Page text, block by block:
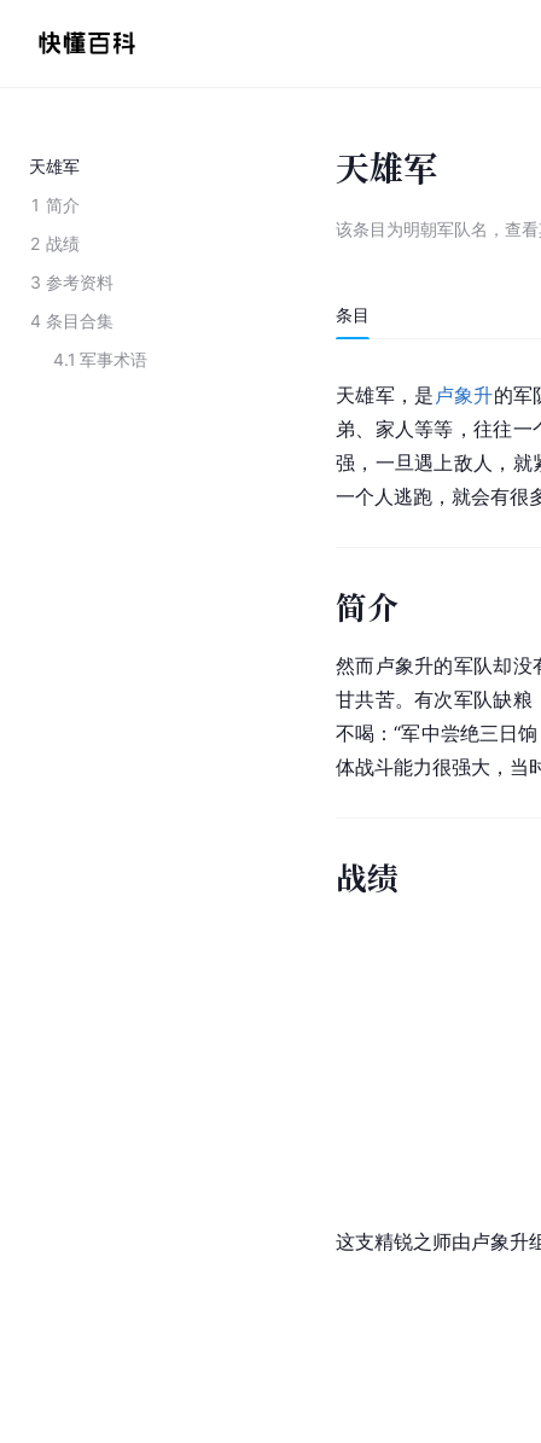
天雄军
1 简介
2 战绩
3 参考资料
4 条目合集
4.1 军事术语
天雄军
该条目为明朝军队名 ， 查看
条目
天雄军，是 卢象升的军
弟、家人等等，往往
强，一旦遇上敌人，就
一个人逃跑，就会有很
简介
然而卢象升的军队却没
甘共苦。有次军队缺粮
不喝：“军中尝绝三日
体战斗能力很强大，当
战绩
这支精锐之师由卢象升